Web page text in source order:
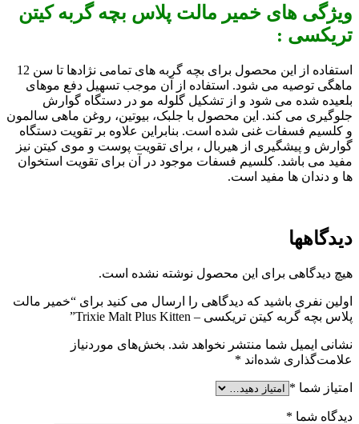
ویژگی های خمیر مالت پلاس بچه گربه کیتن
تریکسی :
استفاده از این محصول برای بچه گربه های تمامی نژادها تا سن 12
ماهگی توصیه می شود. استفاده از آن موجب تسهیل دفع موهای
بلعیده شده می شود و از تشکیل گلوله مو در دستگاه گوارش
جلوگیری می کند. این محصول با جلبک، بیوتین، روغن ماهی سالمون
و کلسیم فسفات غنی شده است. بنابراین علاوه بر تقویت دستگاه
گوارش و پیشگیری از هیربال ، برای تقویت پوست و موی کیتن نیز
مفید می باشد. کلسیم فسفات موجود در آن برای تقویت استخوان
ها و دندان ها مفید است.
دیدگاهها
هیچ دیدگاهی برای این محصول نوشته نشده است.
اولین نفری باشید که دیدگاهی را ارسال می کنید برای “خمیر مالت
پلاس بچه گربه کیتن تریکسی – Trixie Malt Plus Kitten”
نشانی ایمیل شما منتشر نخواهد شد. بخش‌های موردنیاز
علامت‌گذاری شده‌اند *
امتیاز شما *
دیدگاه شما *